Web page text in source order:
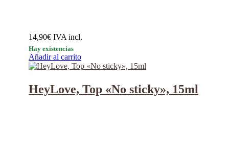
14,90€ IVA incl.
Hay existencias
Añadir al carrito
HeyLove, Top «No sticky», 15ml